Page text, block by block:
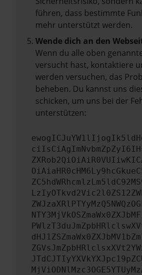
führen, dass bestimmte
mehr unterstützt werden.
Wende dich an den
Wenn du alle oben
versucht hast, kontaktiere
werden versuchen, das
beheben. Du kannst uns
schicken, um uns bei der
unterstützen: